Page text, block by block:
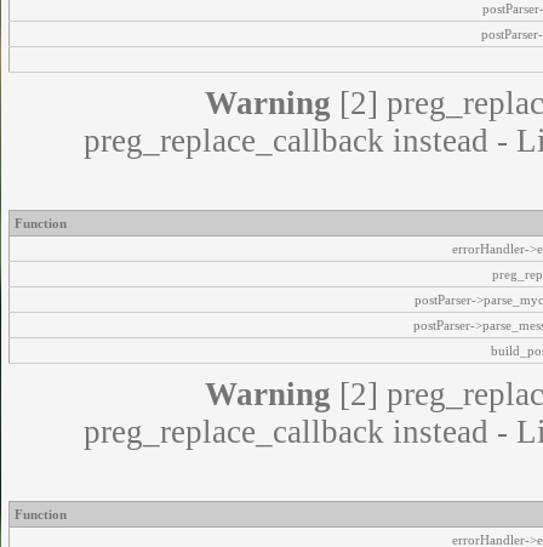
Warning [2]
preg_replace_callback instead -
Function
errorHandler-
postParser-
postParser-
Warning [2]
preg_replace_callback instead -
Function
errorHandler-